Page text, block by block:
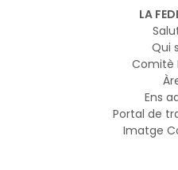
LA
Qui
Comitè
Ens
Portal de
Imatge